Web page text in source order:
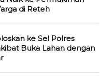
di Reteh
ke Sel Polres
Buka Lahan dengan